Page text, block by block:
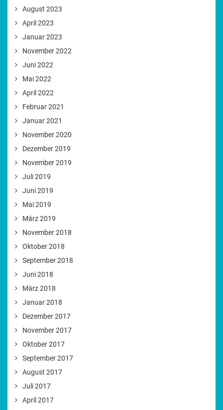
August 2023
April 2023
Januar 2023
November 2022
Juni 2022
Mai 2022
April 2022
Februar 2021
Januar 2021
November 2020
Dezember 2019
November 2019
Juli 2019
Juni 2019
Mai 2019
März 2019
November 2018
Oktober 2018
September 2018
Juni 2018
März 2018
Januar 2018
Dezember 2017
November 2017
Oktober 2017
September 2017
August 2017
Juli 2017
April 2017